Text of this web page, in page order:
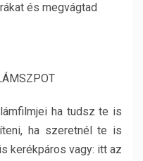
és megvágtad
ha tudsz te is
ha szeretnél te is
kerékpáros vagy: itt az